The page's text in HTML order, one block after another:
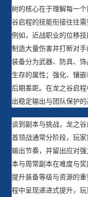
树的核心在于理解每一
谷启程的技能衔接往往
例如，近战职业的位移
制造大量伤害并打断对
装备分为武器、防具、
生存的属性；强化、镶
后期差距。在龙之谷启
出稳定输出与团队保护的
谈到副本与挑战，龙之
首领战通常分阶段，玩
输出节奏，并留出应对
本与周常副本在难度与
提升装备等级与资源的
程中呈现递进式提升，